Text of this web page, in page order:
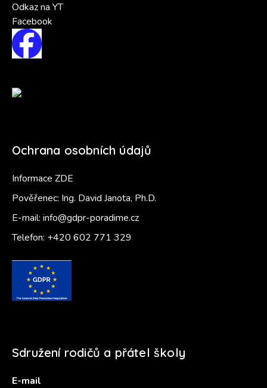
Odkaz na YT
Facebook
Ochrana osobních údajů
Informace ZDE
Pověřenec: Ing. David Janota, Ph.D.
E-mail: info@gdpr-poradime.cz
Telefon: +420 602 771 329
Sdružení rodičů a přátel školy
E-mail